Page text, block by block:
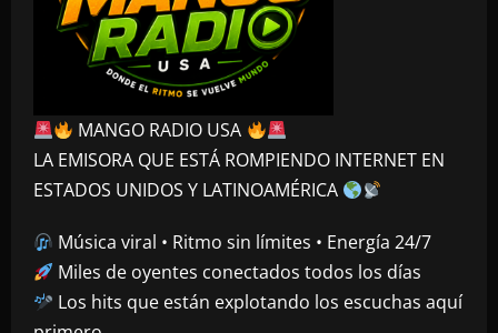
MANGO RADIO USA
LA EMISORA QUE ESTÁ ROMPIENDO INTERNET EN
ESTADOS UNIDOS Y LATINOAMÉRICA
Música viral • Ritmo sin límites • Energía 24/7
Miles de oyentes conectados todos los días
Los hits que están explotando los escuchas aquí